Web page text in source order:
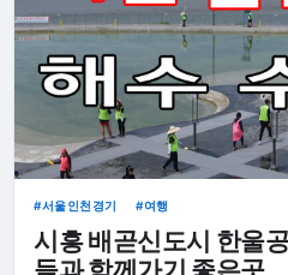
서울인천경기 여행
시흥 배곧신도시 한울